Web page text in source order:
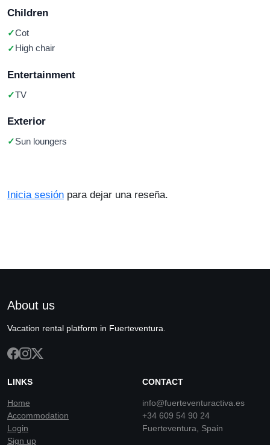
Children
Cot
High chair
Entertainment
TV
Exterior
Sun loungers
Inicia sesión para dejar una reseña.
About us
Vacation rental platform in Fuerteventura.
LINKS
Home
Accommodation
Login
Sign up
CONTACT
info@fuerteventuractiva.es
+34 609 54 90 24
Fuerteventura, Spain